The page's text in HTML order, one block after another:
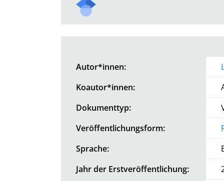
Autor*innen:
Koautor*innen:
Dokumenttyp:
Veröffentlichungsform:
Sprache:
Jahr der Erstveröffentlichung: